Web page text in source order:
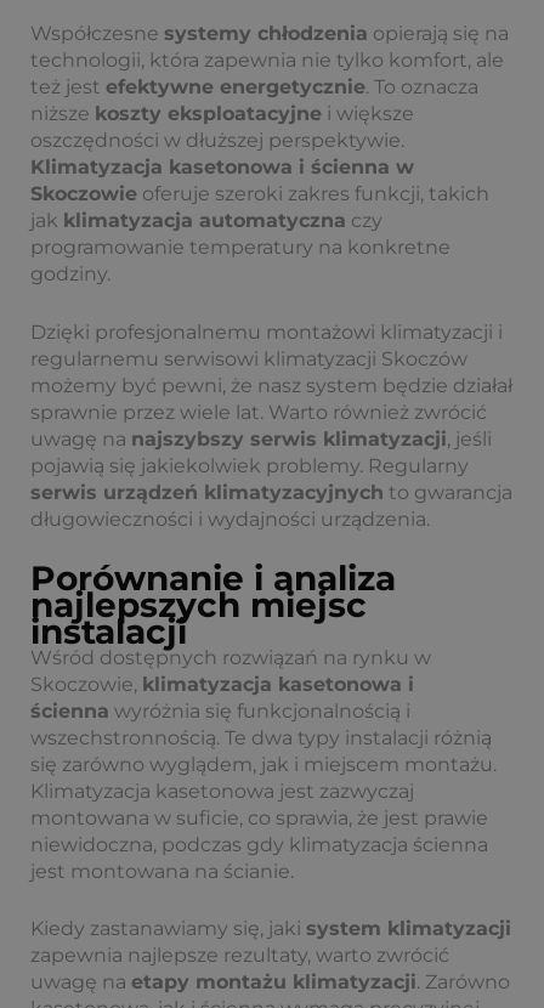
Współczesne systemy chłodzenia opierają się na
technologii, która zapewnia nie tylko komfort, ale
też jest efektywne energetycznie. To oznacza
niższe koszty eksploatacyjne i większe
oszczędności w dłuższej perspektywie.
Klimatyzacja kasetonowa i ścienna w
Skoczowie oferuje szeroki zakres funkcji, takich
jak klimatyzacja automatyczna czy
programowanie temperatury na konkretne
godziny.
Dzięki profesjonalnemu montażowi klimatyzacji i
regularnemu serwisowi klimatyzacji Skoczów
możemy być pewni, że nasz system będzie działał
sprawnie przez wiele lat. Warto również zwrócić
uwagę na najszybszy serwis klimatyzacji, jeśli
pojawią się jakiekolwiek problemy. Regularny
serwis urządzeń klimatyzacyjnych to gwarancja
długowieczności i wydajności urządzenia.
Porównanie i analiza
najlepszych miejsc
instalacji
Wśród dostępnych rozwiązań na rynku w
Skoczowie, klimatyzacja kasetonowa i
ścienna wyróżnia się funkcjonalnością i
wszechstronnością. Te dwa typy instalacji różnią
się zarówno wyglądem, jak i miejscem montażu.
Klimatyzacja kasetonowa jest zazwyczaj
montowana w suficie, co sprawia, że jest prawie
niewidoczna, podczas gdy klimatyzacja ścienna
jest montowana na ścianie.
Kiedy zastanawiamy się, jaki system klimatyzacji
zapewnia najlepsze rezultaty, warto zwrócić
uwagę na etapy montażu klimatyzacji. Zarówno